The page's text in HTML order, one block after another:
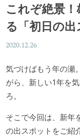
これぞ絶景
る「初日の
2020.12.26
気づけばもう年の瀬
がら、新しい1年を
ろ。
そこで今回は、新年
の出スポットをご紹